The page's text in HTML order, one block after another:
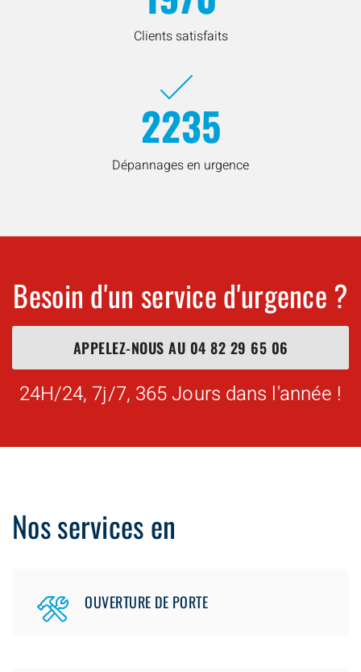
Clients satisfaits
2235
Dépannages en urgence
Besoin d'un service d'urgence ?
APPELEZ-NOUS AU 04 82 29 65 06
24H/24, 7j/7, 365 Jours dans l'année !
Nos services en
OUVERTURE DE PORTE